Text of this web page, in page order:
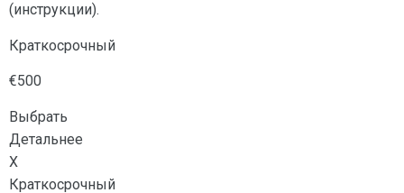
(инструкции).
Краткосрочный
€500
Выбрать
Детальнее
X
Краткосрочный